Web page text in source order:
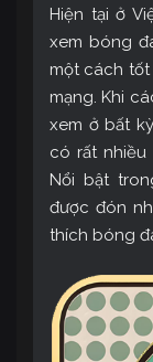
Hiện tại ở
xem bóng
một cách tốt
mạng. Khi
xem ở bất
có rất
Nổi bật
được đón
thích bóng